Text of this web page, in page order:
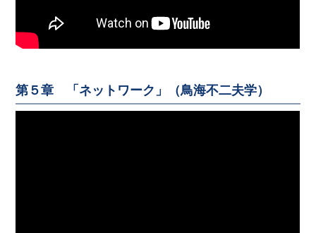
第５章 「ネットワーク」（鳥海不二夫学）